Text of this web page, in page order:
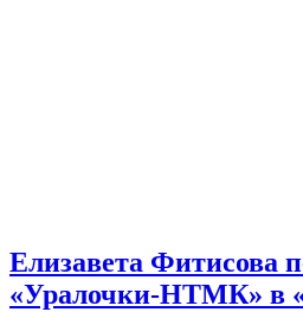
Елизавета Фитисова
«Уралочки-НТМК» в